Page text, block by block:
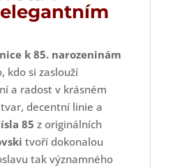
k 85. narozeninám
kdo si zaslouží
a radost v krásném
decentní linie a
85 z originálních
tvoří dokonalou
tak významného